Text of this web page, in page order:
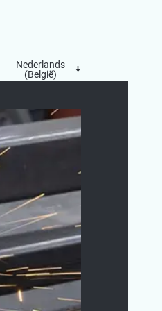
Nederlands
(België)